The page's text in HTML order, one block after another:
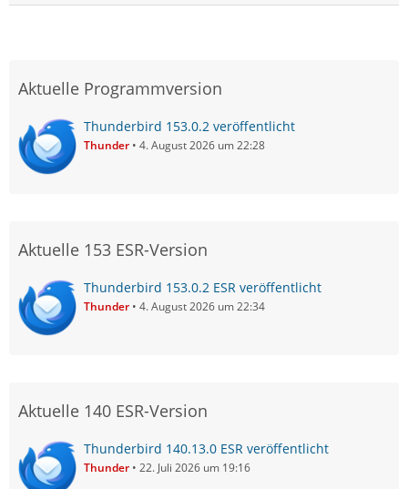
Aktuelle Programmversion
Thunderbird 153.0.2 veröffentlicht
Thunder 4. August 2026 um 22:28
Aktuelle 153 ESR-Version
Thunderbird 153.0.2 ESR veröffentlicht
Thunder 4. August 2026 um 22:34
Aktuelle 140 ESR-Version
Thunderbird 140.13.0 ESR veröffentlicht
Thunder 22. Juli 2026 um 19:16